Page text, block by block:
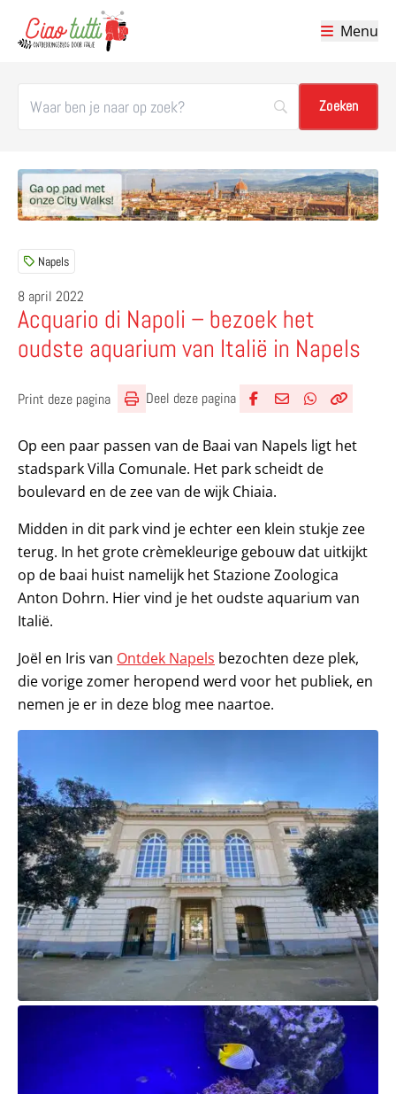
Menu
Napels
8 april 2022
Acquario di Napoli – bezoek het
oudste aquarium van Italië in Napels
Print deze pagina Deel deze pagina
Op een paar passen van de Baai van Napels ligt het
stadspark Villa Comunale. Het park scheidt de
boulevard en de zee van de wijk Chiaia.
Midden in dit park vind je echter een klein stukje zee
terug. In het grote crèmekleurige gebouw dat uitkijkt
op de baai huist namelijk het Stazione Zoologica
Anton Dohrn. Hier vind je het oudste aquarium van
Italië.
Joël en Iris van Ontdek Napels bezochten deze plek,
die vorige zomer heropend werd voor het publiek, en
nemen je er in deze blog mee naartoe.